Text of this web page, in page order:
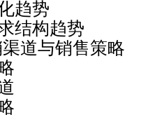
势
构趋势
道与销售策略